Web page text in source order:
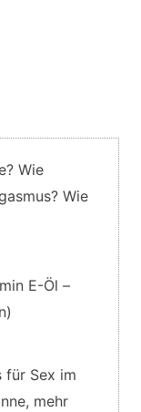
Wie
Wie
E-Öl –
für Sex im
mehr